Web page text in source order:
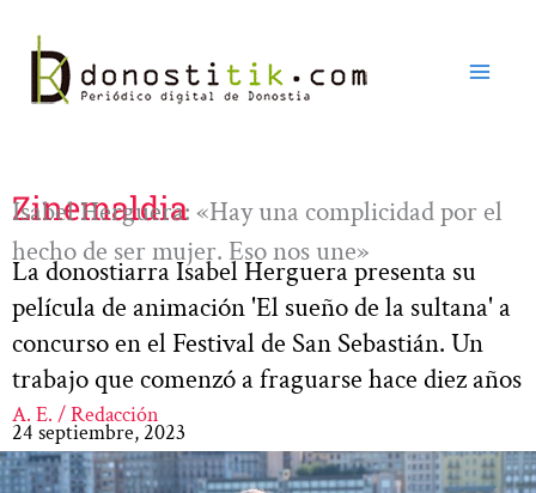
contenido
Zinemaldia
Isabel Herguera: «Hay una complicidad por el
hecho de ser mujer. Eso nos une»
La donostiarra Isabel Herguera presenta su
película de animación 'El sueño de la sultana' a
concurso en el Festival de San Sebastián. Un
trabajo que comenzó a fraguarse hace diez años
A. E. / Redacción
24 septiembre, 2023